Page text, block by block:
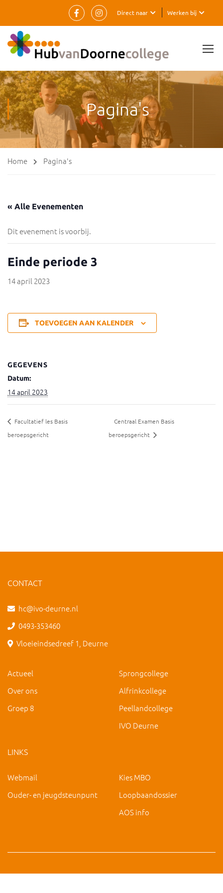
Werken bij
Direct naar
Pagina's
Home Pagina's
« Alle Evenementen
Dit evenement is voorbij.
Einde periode 3
14 april 2023
TOEVOEGEN AAN KALENDER
GEGEVENS
Datum:
14 april 2023
Facultatief les Basis
beroepsgericht
Centraal Examen Basis
beroepsgericht
CONTACT
hc@ivo-deurne.nl
0493-353460
Vloeieindsedreef 1, Deurne
Actueel
Over ons
Groep 8
Sprongcollege
Alfrinkcollege
Peellandcollege
IVO Deurne
LINKS
Webmail
Ouder- en jeugdsteunpunt
Kies MBO
Loopbaandossier
AOS info
Copyright 2019 IVO Deurne | hc@ivo-deurne.nl|Cookies